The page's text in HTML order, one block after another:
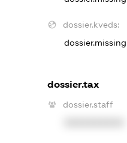
dossier.kveds:
dossier.tax
dossier.staff